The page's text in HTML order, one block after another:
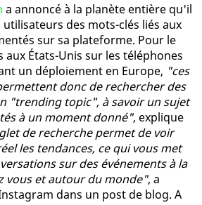
a annoncé à la planète entière qu'il
des mots-clés liés aux
sur sa plateforme. Pour le
États-Unis sur les téléphones
un déploiement en Europe, "ces
donc de rechercher des
"trending topic", à savoir un sujet
à un moment donné", explique
de recherche permet de voir
les tendances, ce qui vous met
sur des événements à la
vous et autour du monde", a
dans un post de blog. A